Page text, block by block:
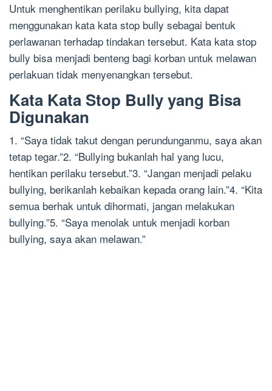
Untuk menghentikan perilaku bullying, kita dapat
menggunakan kata kata stop bully sebagai bentuk
perlawanan terhadap tindakan tersebut. Kata kata stop
bully bisa menjadi benteng bagi korban untuk melawan
perlakuan tidak menyenangkan tersebut.
Kata Kata Stop Bully yang Bisa
Digunakan
1. “Saya tidak takut dengan perundunganmu, saya akan
tetap tegar.”2. “Bullying bukanlah hal yang lucu,
hentikan perilaku tersebut.”3. “Jangan menjadi pelaku
bullying, berikanlah kebaikan kepada orang lain.”4. “Kita
semua berhak untuk dihormati, jangan melakukan
bullying.”5. “Saya menolak untuk menjadi korban
bullying, saya akan melawan.”